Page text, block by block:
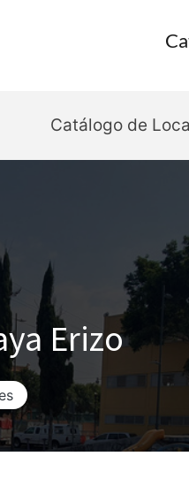
Catálogo de
Erizo